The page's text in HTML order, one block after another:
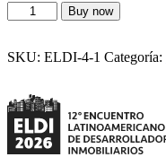
ELDI
2026
Last
Buy now
SKU: ELDI-4-1 Categoría: